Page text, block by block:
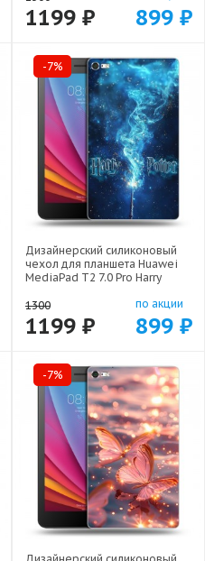
1199 ₽ 899 ₽
-7%
Дизайнерский силиконовый
чехол для планшета Huawei
MediaPad T2 7.0 Pro Harry
44194-22516
1300
1199 ₽
по акции
899 ₽
-7%